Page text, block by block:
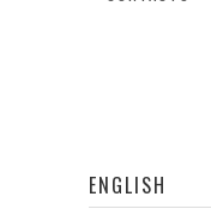
ENGLISH